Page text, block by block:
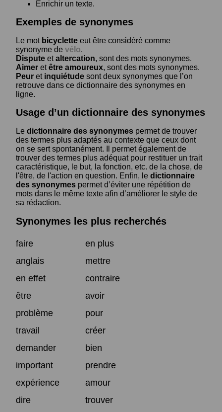
Enrichir un texte.
Exemples de synonymes
Le mot bicyclette eut être considéré comme
synonyme de vélo.
Dispute etaltercation, sont des mots synonymes.
Aimer etêtre amoureux, sont des mots synonymes.
Peur et inquiétude sont deux synonymes que l’on
retrouve dans ce dictionnaire des synonymes en
ligne.
Usage d’un dictionnaire des synonymes
Le dictionnaire des synonymes permet de trouver
des termes plus adaptés au contexte que ceux dont
on se sert spontanément. Il permet également de
trouver des termes plus adéquat pour restituer un trait
caractéristique, le but, la fonction, etc. de la chose, de
l'être, de l'action en question. Enfin, le dictionnaire
des synonymes permet d’éviter une répétition de
mots dans le même texte afin d’améliorer le style de
sa rédaction.
Synonymes les plus recherchés
faire
en plus
anglais
mettre
en effet
contraire
être
avoir
problème
pour
travail
créer
demander
bien
important
prendre
expérience
amour
dire
trouver